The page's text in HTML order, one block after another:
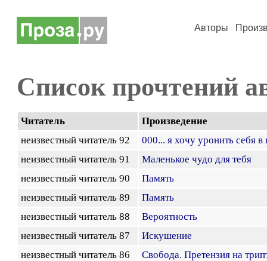
Авторы
Список прочтений
Читатель
Произведение
неизвестный читатель 92
000... я хочу уронить себя в
неизвестный читатель 91
Маленькое чудо для тебя
неизвестный читатель 90
Память
неизвестный читатель 89
Память
неизвестный читатель 88
Вероятность
неизвестный читатель 87
Искушение
неизвестный читатель 86
Свобода. Претензия на